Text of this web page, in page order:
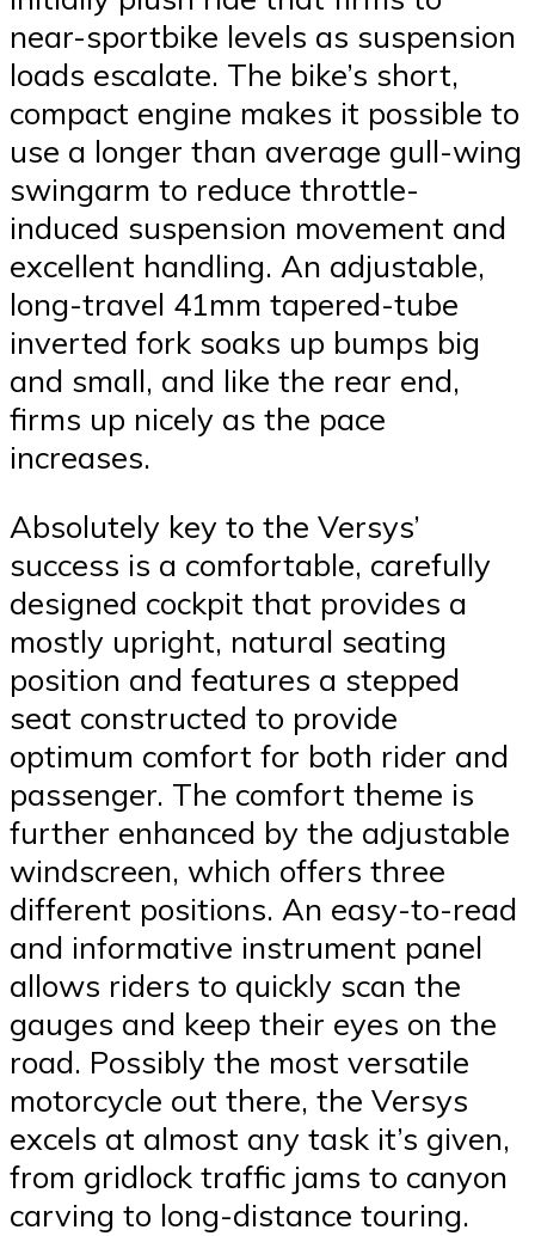
near-sportbike levels as suspension
loads escalate. The bike’s short,
compact engine makes it possible to
use a longer than average gull-wing
swingarm to reduce throttle-
induced suspension movement and
excellent handling. An adjustable,
long-travel 41mm tapered-tube
inverted fork soaks up bumps big
and small, and like the rear end,
firms up nicely as the pace
increases.
Absolutely key to the Versys’
success is a comfortable, carefully
designed cockpit that provides a
mostly upright, natural seating
position and features a stepped
seat constructed to provide
optimum comfort for both rider and
passenger. The comfort theme is
further enhanced by the adjustable
windscreen, which offers three
different positions. An easy-to-read
and informative instrument panel
allows riders to quickly scan the
gauges and keep their eyes on the
road. Possibly the most versatile
motorcycle out there, the Versys
excels at almost any task it’s given,
from gridlock traffic jams to canyon
carving to long-distance touring.